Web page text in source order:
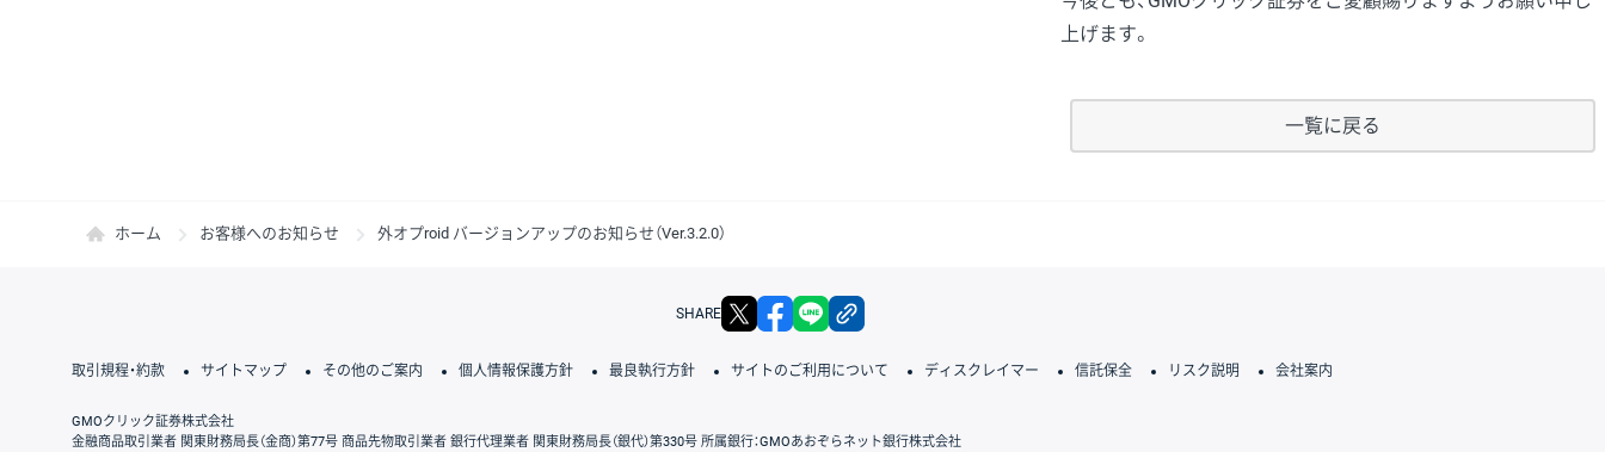
上げます。
一覧に戻る
ホーム お客様へのお知らせ 外オプroid バージョンアップのお知らせ（Ver.3.2.0）
SHARE X facebook
取引規程・約款 サイトマップ その他のご案内 個人情報保護方針 最良執行方針 サイトのご利用について ディスクレイマー 信託保全 リスク説明 会社案内
GMOクリック証券株式会社
金融商品取引業者 関東財務局長（金商）第77号 商品先物取引業者 銀行代理業者 関東財務局長（銀代）第330号 所属銀行：GMOあおぞらネット銀行株式会社